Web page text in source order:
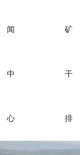
闻
中
心
矿
干
排